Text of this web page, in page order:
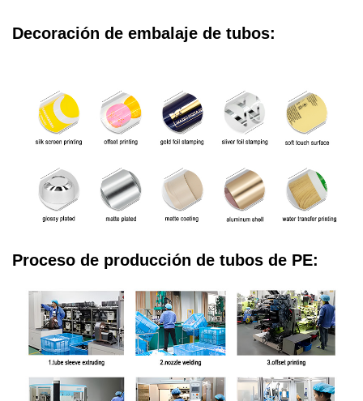
Decoración de embalaje de tubos:
Proceso de producción de tubos de PE: